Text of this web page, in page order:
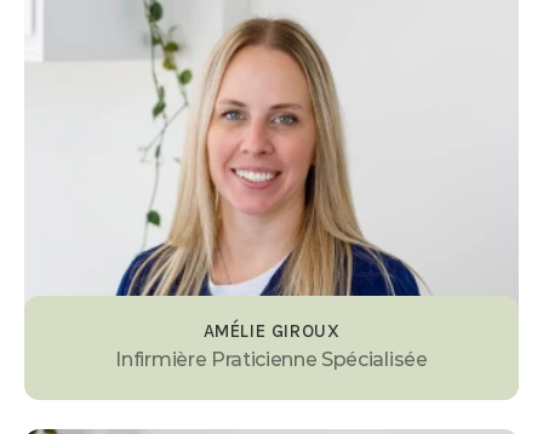
AMÉLIE GIROUX
Infirmière Praticienne Spécialisée